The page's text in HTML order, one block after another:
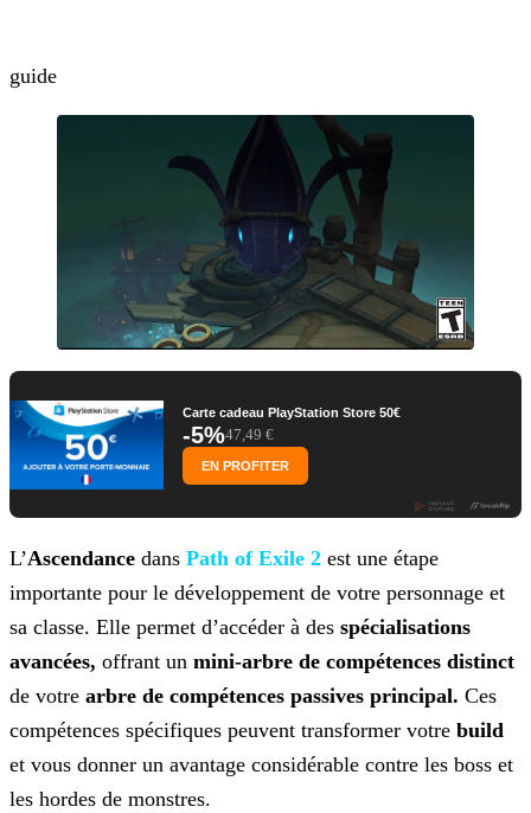
guide
Carte cadeau PlayStation Store 50€
-5%47,49 €
EN PROFITER
L’Ascendance dans Path of Exile 2 est une étape
importante pour le développement de votre personnage et
sa classe. Elle permet d’accéder à des spécialisations
avancées, offrant un mini-arbre de compétences distinct
de votre arbre de compétences passives principal. Ces
compétences spécifiques peuvent transformer votre build
et vous donner un avantage considérable contre les boss et
les hordes de monstres.